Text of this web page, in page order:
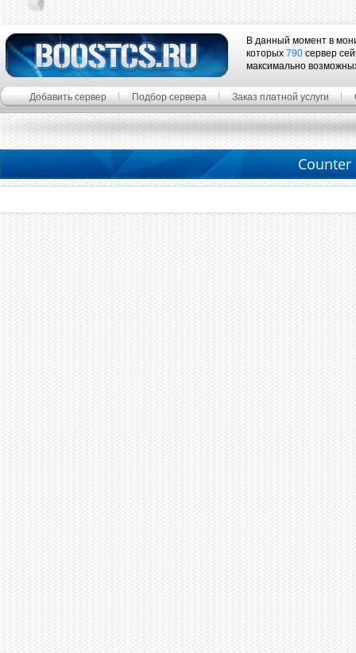
В данный момент в
которых 790 сервер
максимально
Добавить сервер Подбор сервера Заказ платной услуги
Counter